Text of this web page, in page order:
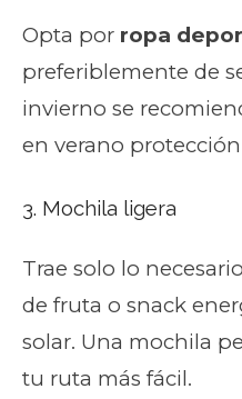
Opta por ropa
preferiblemente de
invierno se
en verano
3. Mochila ligera
Trae solo lo
de fruta o snack
solar. Una mochila
tu ruta más fácil.